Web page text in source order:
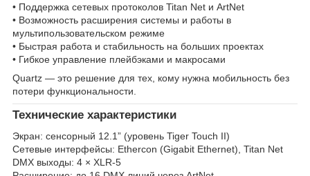
• Поддержка сетевых протоколов Titan Net и ArtNet
• Возможность расширения системы и работы в
мультипользовательском режиме
• Быстрая работа и стабильность на больших проектах
• Гибкое управление плейбэками и макросами
Quartz — это решение для тех, кому нужна мобильность без
потери функциональности.
Технические характеристики
Экран: сенсорный 12.1” (уровень Tiger Touch II)
Сетевые интерфейсы: Ethercon (Gigabit Ethernet), Titan Net
DMX выходы: 4 × XLR-5